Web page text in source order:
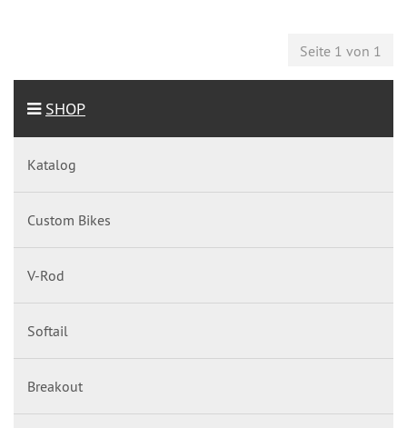
Seite 1 von 1
SHOP
Katalog
Custom Bikes
V-Rod
Softail
Breakout